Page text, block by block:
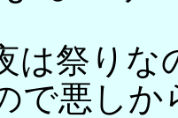
は祭りな
で悪しか